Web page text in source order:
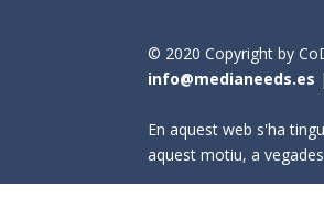
© 2020 Copyright by
info@medianeeds.es
En aquest web s'ha
aquest motiu, a